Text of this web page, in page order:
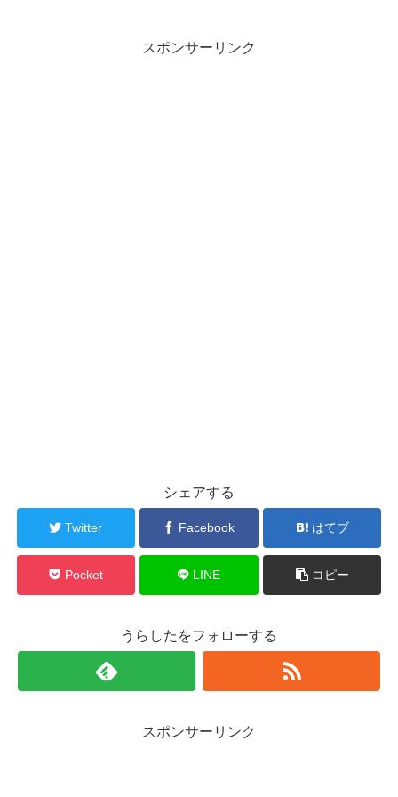
スポンサーリンク
シェアする
Twitter Facebook はてブ
Pocket LINE コピー
うらしたをフォローする
スポンサーリンク